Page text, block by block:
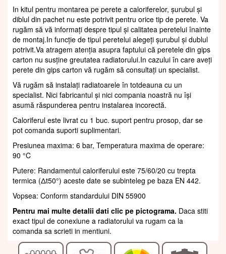
In kitul pentru montarea pe perete a caloriferelor, șurubul și
diblul din pachet nu este potrivit pentru orice tip de perete. Va
rugăm să vă informați despre tipul și calitatea peretelui înainte
de montaj.In funcție de tipul peretelui alegeți șurubul și dublul
potrivit.Va atragem atenția asupra faptului că peretele din gips
carton nu susține greutatea radiatorului.In cazului în care aveți
perete din gips carton vă rugăm să consultați un specialist.
Vă rugăm să instalați radiatoarele în totdeauna cu un
specialist. Nici fabricantul și nici compania noastră nu își
asumă răspunderea pentru instalarea incorectă.
Caloriferul este livrat cu 1 buc. suport pentru prosop, dar se
pot comanda suporti suplimentari.
Presiunea maxima: 6 bar, Temperatura maxima de operare:
90 °C
Putere: Randamentul caloriferului este 75/60/20 cu trepta
termica (Δt50°) aceste date se subinteleg pe baza EN 442.
Vopsea: Conform standardului DIN 55900
Pentru mai multe detalii dati clic pe pictograma. Daca stiti
exact tipul de conexiune a radiatorului va rugam ca la
comanda sa scrieti in mentiuni.